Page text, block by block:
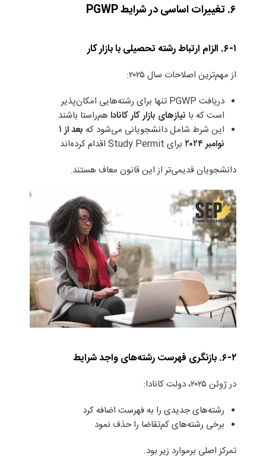
۶. تغییرات اساسی در شرایط PGWP
۶-۱. الزام ارتباط رشته تحصیلی با بازار کار
از مهم‌ترین اصلاحات سال ۲۰۲۵:
دریافت PGWP تنها برای رشته‌هایی امکان‌پذیر
است که با نیازهای بازار کار کانادا هم‌راستا باشند
این شرط شامل دانشجویانی می‌شود که بعد از ۱
نوامبر۲۰۲۴ برای Study Permit اقدام کرده‌اند
دانشجویان قدیمی‌تر از این قانون معاف هستند.
۶-۲. بازنگری فهرست رشته‌های واجد شرایط
در ژوئن ۲۰۲۵، دولت کانادا:
رشته‌های جدیدی را به فهرست اضافه کرد
برخی رشته‌های کم‌تقاضا را حذف نمود
تمرکز اصلی برموارد زیر بود.